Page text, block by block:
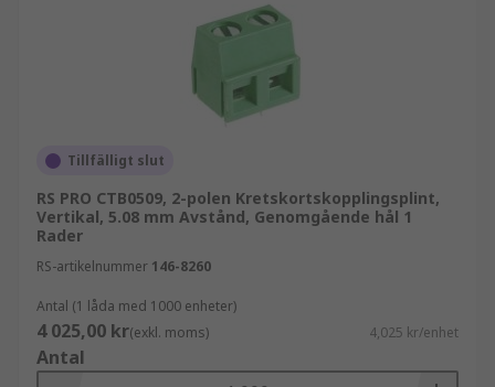
Tillfälligt slut
RS PRO CTB0509, 2-polen Kretskortskopplingsplint,
Vertikal, 5.08 mm Avstånd, Genomgående hål 1
Rader
RS-artikelnummer 146-8260
Antal (1 låda med 1000 enheter)
4 025,00 kr(exkl. moms) 4,025 kr/enhet
Antal